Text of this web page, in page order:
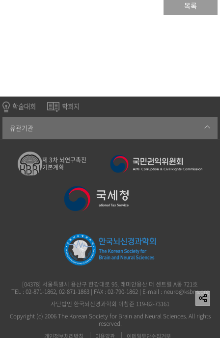
목록
학술대회 학회지
유관기관
제 3차 뇌연구촉진
기본계획
[04378] 서울특별시 용산구 한강대로 95, 래미안용산 더 센트럴 A동 721호
TEL : 02-871-1862, 02-871-1863 | FAX : 02-790-1862 | E-mail : neuro@ksbns.org
사단법인 한국뇌신경과학회 이창준 119-82-73161
Copyright (c) 2006 The Korean Society for Brain and Neural Sciences. All rights
reserved.
개인정보처리방침 이용약관 이메일무단수집거부